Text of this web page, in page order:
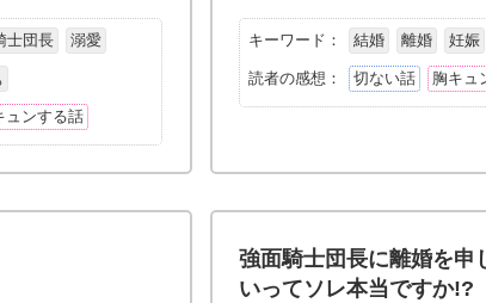
士団長 溺愛
ュンする話
キーワード： 結婚 離婚 妊娠
読者の感想： 切ない話 胸キュ
強面騎士団長に離婚を申
いってソレ本当ですか